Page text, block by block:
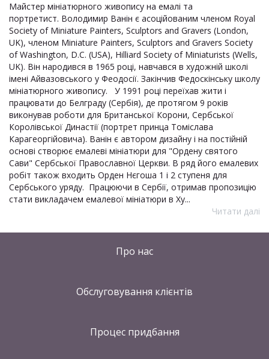
Майстер мініатюрного живопису на емалі та
портретист. Володимир Ванін є асоційованим членом Royal
Society of Miniature Painters, Sculptors and Gravers (London,
UK), членом Miniature Painters, Sculptors and Gravers Society
of Washington, D.C. (USA), Hilliard Society of Miniaturists (Wells,
UK). Він народився в 1965 році, навчався в художній школі
імені Айвазовського у Феодосії. Закінчив Федоскінську школу
мініатюрного живопису. У 1991 році переїхав жити і
працювати до Белграду (Сербія), де протягом 9 років
виконував роботи для Британської Корони, Сербської
Королівської Династії (портрет принца Томіслава
Карагеоргійовича). Ванін є автором дизайну і на постійній
основі створює емалеві мініатюри для "Ордену святого
Сави" Сербської Православної Церкви. В ряд його емалевих
робіт також входить Орден Нєгоша 1 і 2 ступеня для
Сербського уряду. Працюючи в Сербії, отримав пропозицію
стати викладачем емалевої мініатюри в Ху...
Читати далі
Про нас
Обслуговування клієнтів
Процес придбання